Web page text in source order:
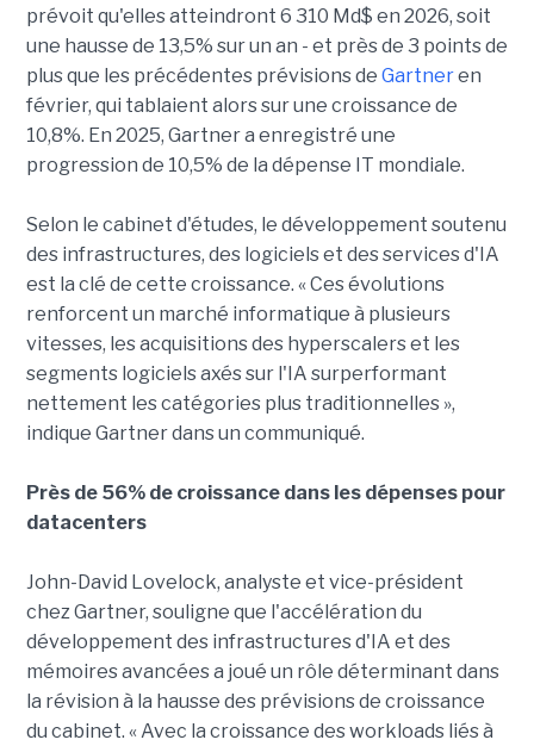
prévoit qu'elles atteindront 6 310 Md$ en 2026, soit
une hausse de 13,5% sur un an - et près de 3 points de
plus que les précédentes prévisions de Gartneren
février, qui tablaient alors sur une croissance de
10,8%. En 2025, Gartner a enregistré une
progression de 10,5% de la dépense IT mondiale.
Selon le cabinet d'études, le développement soutenu
des infrastructures, des logiciels et des services d'IA
est la clé de cette croissance. « Ces évolutions
renforcent un marché informatique à plusieurs
vitesses, les acquisitions des hyperscalers et les
segments logiciels axés sur l'IA surperformant
nettement les catégories plus traditionnelles »,
indique Gartner dans un communiqué.
Près de 56% de croissance dans les dépenses pour
datacenters
John-David Lovelock, analyste et vice-président
chez Gartner, souligne que l'accélération du
développement des infrastructures d'IA et des
mémoires avancées a joué un rôle déterminant dans
la révision à la hausse des prévisions de croissance
du cabinet. « Avec la croissance des workloads liés à